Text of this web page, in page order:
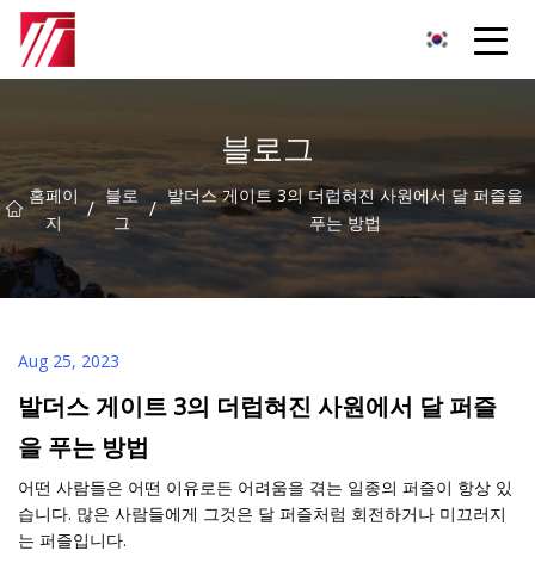
블로그
홈페이
지
/ 블로
그
/ 발더스 게이트 3의 더럽혀진 사원에서 달 퍼즐을
푸는 방법
Aug 25, 2023
발더스 게이트 3의 더럽혀진 사원에서 달 퍼즐
을 푸는 방법
어떤 사람들은 어떤 이유로든 어려움을 겪는 일종의 퍼즐이 항상 있
습니다. 많은 사람들에게 그것은 달 퍼즐처럼 회전하거나 미끄러지
는 퍼즐입니다.